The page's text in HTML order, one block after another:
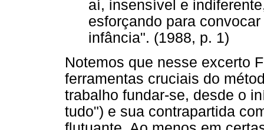
aí, insensível e
esforçando para
infância". (1988, p. 1)
Notemos que nesse excerto
ferramentas cruciais do
trabalho fundar-se, desde o
tudo") e sua contrapartida